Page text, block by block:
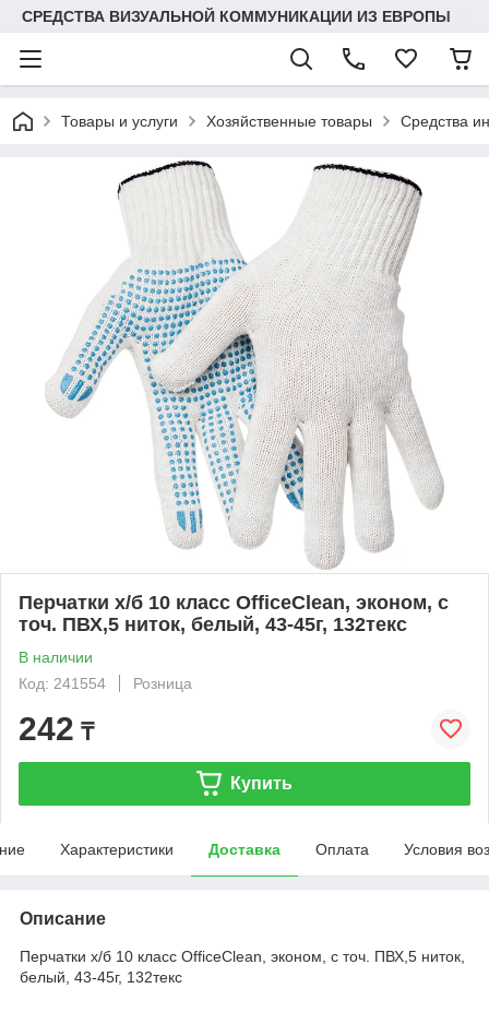
СРЕДСТВА ВИЗУАЛЬНОЙ КОММУНИКАЦИИ ИЗ ЕВРОПЫ
Товары и услуги Хозяйственные товары Средства
Перчатки х/б 10 класс OfficeClean, эконом, с
точ. ПВХ,5 ниток, белый, 43-45г, 132текс
В наличии
Код: 241554
Розница
242 ₸
Купить
Характеристики Доставка Оплата Условия
Описание
Перчатки х/б 10 класс OfficeClean, эконом, с точ. ПВХ,5 ниток,
белый, 43-45г, 132текс